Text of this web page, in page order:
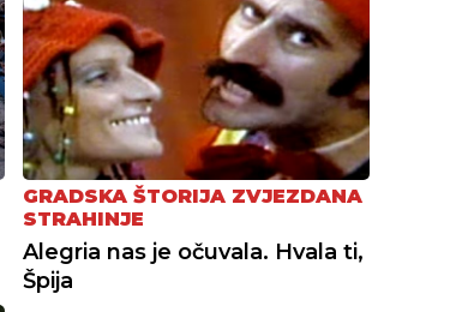
GRADSKA ŠTORIJA ZVJEZDANA
STRAHINJE
Alegria nas je očuvala. Hvala ti,
Špija